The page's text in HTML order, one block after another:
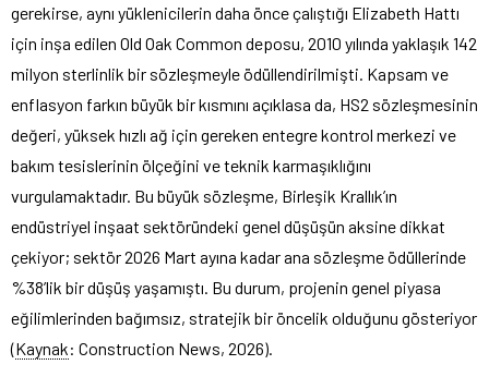
gerekirse, aynı yüklenicilerin daha önce çalıştığı Elizabeth Hattı
için inşa edilen Old Oak Common deposu, 2010 yılında yaklaşık 142
milyon sterlinlik bir sözleşmeyle ödüllendirilmişti. Kapsam ve
enflasyon farkın büyük bir kısmını açıklasa da, HS2 sözleşmesinin
değeri, yüksek hızlı ağ için gereken entegre kontrol merkezi ve
bakım tesislerinin ölçeğini ve teknik karmaşıklığını
vurgulamaktadır. Bu büyük sözleşme, Birleşik Krallık’ın
endüstriyel inşaat sektöründeki genel düşüşün aksine dikkat
çekiyor; sektör 2026 Mart ayına kadar ana sözleşme ödüllerinde
%38’lik bir düşüş yaşamıştı. Bu durum, projenin genel piyasa
eğilimlerinden bağımsız, stratejik bir öncelik olduğunu gösteriyor
(Kaynak: Construction News, 2026).